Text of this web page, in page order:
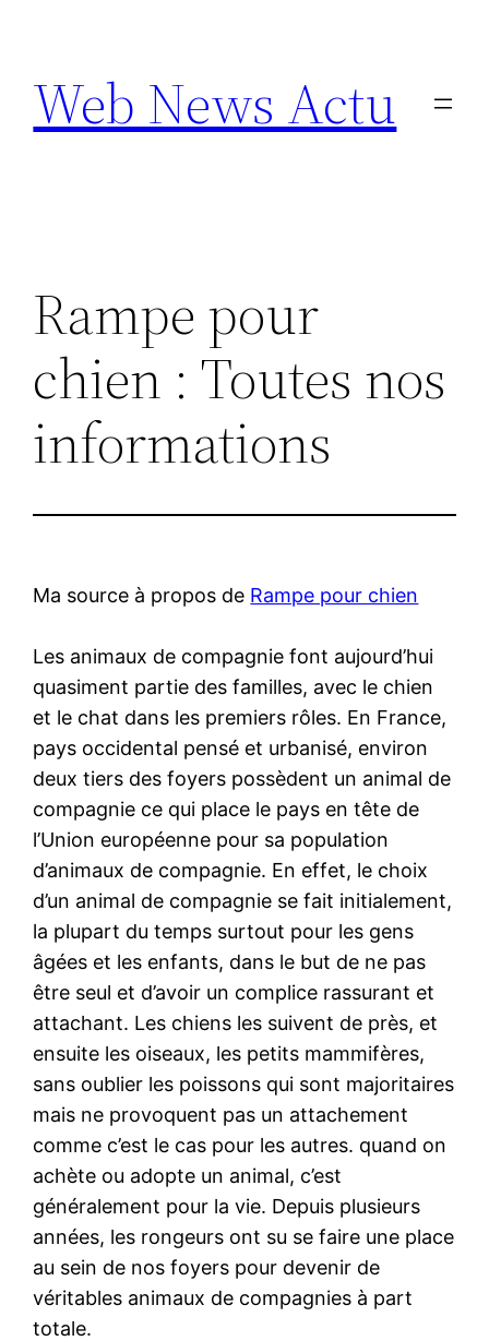
contenu
Web News Actu
Rampe pour
chien : Toutes nos
informations
Ma source à propos de Rampe pour chien
Les animaux de compagnie font aujourd’hui
quasiment partie des familles, avec le chien
et le chat dans les premiers rôles. En France,
pays occidental pensé et urbanisé, environ
deux tiers des foyers possèdent un animal de
compagnie ce qui place le pays en tête de
l’Union européenne pour sa population
d’animaux de compagnie. En effet, le choix
d’un animal de compagnie se fait initialement,
la plupart du temps surtout pour les gens
âgées et les enfants, dans le but de ne pas
être seul et d’avoir un complice rassurant et
attachant. Les chiens les suivent de près, et
ensuite les oiseaux, les petits mammifères,
sans oublier les poissons qui sont majoritaires
mais ne provoquent pas un attachement
comme c’est le cas pour les autres. quand on
achète ou adopte un animal, c’est
généralement pour la vie. Depuis plusieurs
années, les rongeurs ont su se faire une place
au sein de nos foyers pour devenir de
véritables animaux de compagnies à part
totale.